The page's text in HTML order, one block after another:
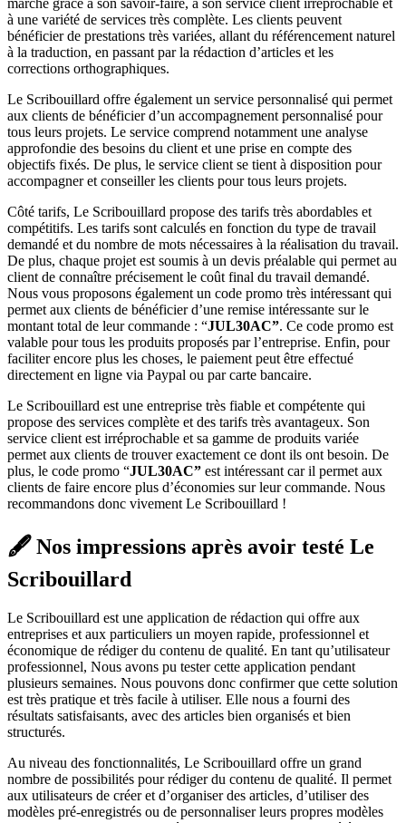
marché grâce à son savoir-faire, à son service client irréprochable et
à une variété de services très complète. Les clients peuvent
bénéficier de prestations très variées, allant du référencement naturel
à la traduction, en passant par la rédaction d’articles et les
corrections orthographiques.
Le Scribouillard offre également un service personnalisé qui permet
aux clients de bénéficier d’un accompagnement personnalisé pour
tous leurs projets. Le service comprend notamment une analyse
approfondie des besoins du client et une prise en compte des
objectifs fixés. De plus, le service client se tient à disposition pour
accompagner et conseiller les clients pour tous leurs projets.
Côté tarifs, Le Scribouillard propose des tarifs très abordables et
compétitifs. Les tarifs sont calculés en fonction du type de travail
demandé et du nombre de mots nécessaires à la réalisation du travail.
De plus, chaque projet est soumis à un devis préalable qui permet au
client de connaître précisement le coût final du travail demandé.
Nous vous proposons également un code promo très intéressant qui
permet aux clients de bénéficier d’une remise intéressante sur le
montant total de leur commande : “JUL30AC”. Ce code promo est
valable pour tous les produits proposés par l’entreprise. Enfin, pour
faciliter encore plus les choses, le paiement peut être effectué
directement en ligne via Paypal ou par carte bancaire.
Le Scribouillard est une entreprise très fiable et compétente qui
propose des services complète et des tarifs très avantageux. Son
service client est irréprochable et sa gamme de produits variée
permet aux clients de trouver exactement ce dont ils ont besoin. De
plus, le code promo “JUL30AC” est intéressant car il permet aux
clients de faire encore plus d’économies sur leur commande. Nous
recommandons donc vivement Le Scribouillard !
🖋️ Nos impressions après avoir testé Le
Scribouillard
Le Scribouillard est une application de rédaction qui offre aux
entreprises et aux particuliers un moyen rapide, professionnel et
économique de rédiger du contenu de qualité. En tant qu’utilisateur
professionnel, Nous avons pu tester cette application pendant
plusieurs semaines. Nous pouvons donc confirmer que cette solution
est très pratique et très facile à utiliser. Elle nous a fourni des
résultats satisfaisants, avec des articles bien organisés et bien
structurés.
Au niveau des fonctionnalités, Le Scribouillard offre un grand
nombre de possibilités pour rédiger du contenu de qualité. Il permet
aux utilisateurs de créer et d’organiser des articles, d’utiliser des
modèles pré-enregistrés ou de personnaliser leurs propres modèles